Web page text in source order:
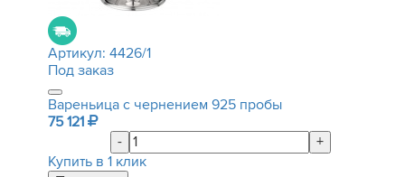
Артикул: 4426/1
Под заказ
Вареньица с чернением 925 пробы
75 121
-
+
Купить в 1 клик